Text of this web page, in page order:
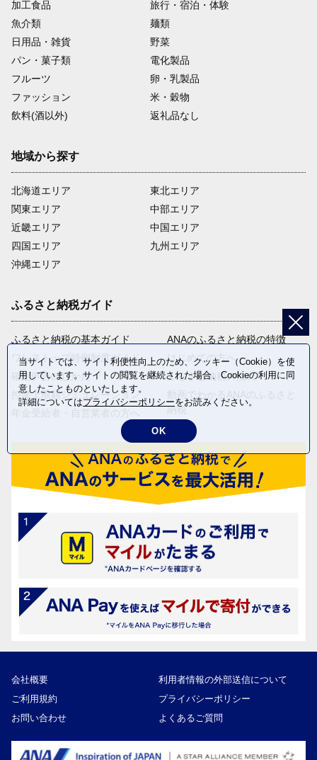
加工食品
旅行・宿泊・体験
魚介類
麺類
日用品・雑貨
野菜
パン・菓子類
電化製品
フルーツ
卵・乳製品
ファッション
米・穀物
飲料(酒以外)
返礼品なし
地域から探す
北海道エリア
関東エリア
近畿エリア
四国エリア
沖縄エリア
東北エリア
中部エリア
中国エリア
九州エリア
ふるさと納税ガイド
ふるさと納税の基本ガイド
ワンストップ特例制度ガイド
確定申告のしかた
控除上限額シミュレーション
ANAのふるさと納税の特徴
はじめての方へ
ふるさと納税の流れ
動画でわかるANAのふるさと
納税
会社概要
利用者情報の外部送信について
ご利用規約
プライバシーポリシー
お問い合わせ
よくあるご質問
当サイトでは、サイト利便性向上のため、クッキー（Cookie）を使
用しています。サイトの閲覧を継続された場合、Cookieの利用に同
意したことものといたします。
詳細についてはプライバシーポリシーをお読みください。
OK